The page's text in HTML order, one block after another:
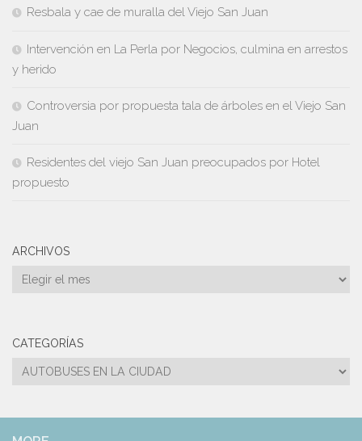
Resbala y cae de muralla del Viejo San Juan
Intervención en La Perla por Negocios, culmina en arrestos
y herido
Controversia por propuesta tala de árboles en el Viejo San
Juan
Residentes del viejo San Juan preocupados por Hotel
propuesto
ARCHIVOS
Archivos
CATEGORÍAS
Categorías